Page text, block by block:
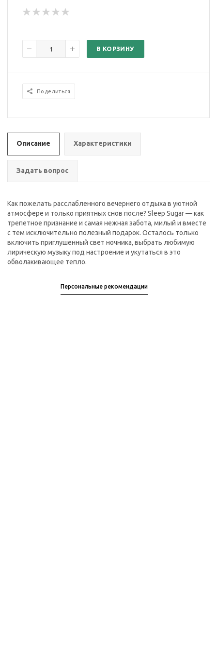
В КОРЗИНУ
Поделиться
Описание Характеристики
Задать вопрос
Как пожелать расслабленного вечернего отдыха в уютной
атмосфере и только приятных снов после? Sleep Sugar — как
трепетное признание и самая нежная забота, милый и вместе
с тем исключительно полезный подарок. Осталось только
включить приглушенный свет ночника, выбрать любимую
лирическую музыку под настроение и укутаться в это
обволакивающее тепло.
Персональные рекомендации